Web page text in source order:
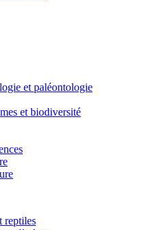
et paléontologie
et biodiversité
reptiles